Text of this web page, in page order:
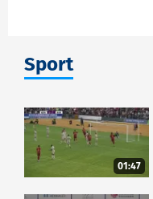
Sport
01:47